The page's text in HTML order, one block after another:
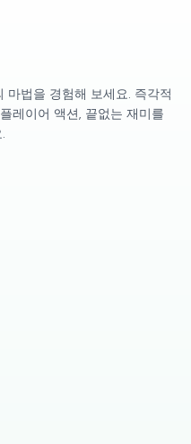
마법을 경험해 보세요. 즉각적
레이어 액션, 끝없는 재미를